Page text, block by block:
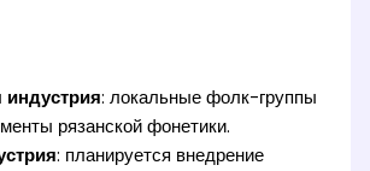
: локальные фолк-группы
рязанской фонетики.
: планируется внедрение